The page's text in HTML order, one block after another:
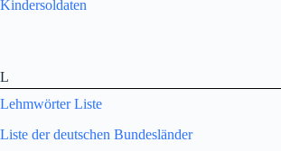
Kindersoldaten
L
Lehmwörter Liste
Liste der deutschen Bundesländer